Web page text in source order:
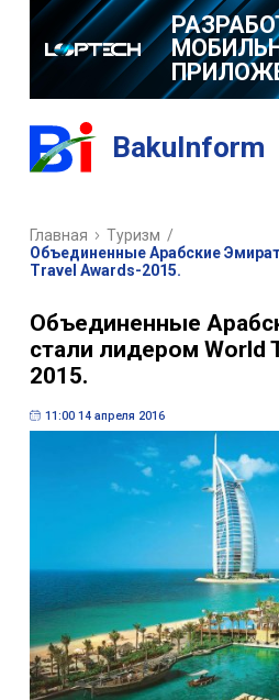
BakuInform
Главная Туризм /
Объединенные Арабские
Travel Awards-2015.
Объединенные
стали лидером World
2015.
11:00 14 апреля 2016